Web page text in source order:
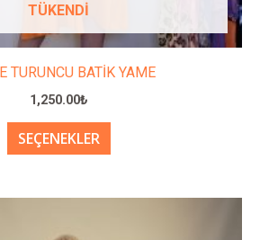
TÜKENDI
TURUNCU BATİK YAME
1,250.00₺
SEÇENEKLER